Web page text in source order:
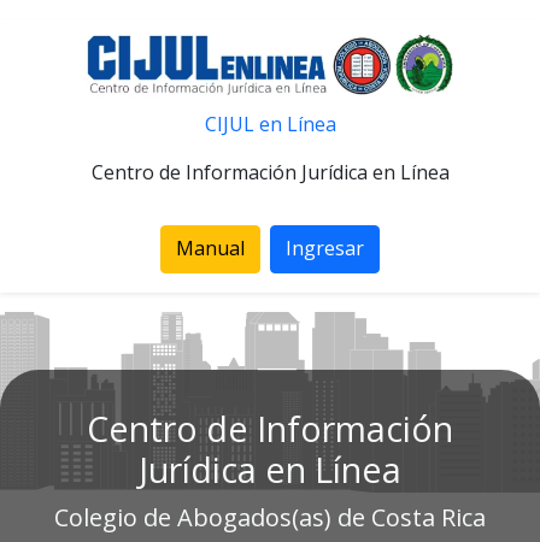
CIJUL en Línea
Centro de Información Jurídica en Línea
Manual Ingresar
Centro de Información
Jurídica en Línea
Colegio de Abogados(as) de Costa Rica